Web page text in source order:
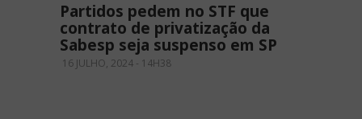
Partidos pedem no STF que
contrato de privatização da
Sabesp seja suspenso em SP
16 JULHO, 2024 - 14H38